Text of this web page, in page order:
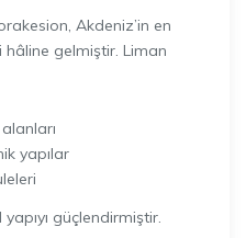
Akdeniz’in en
gelmiştir. Liman
yapılar
güçlendirmiştir.